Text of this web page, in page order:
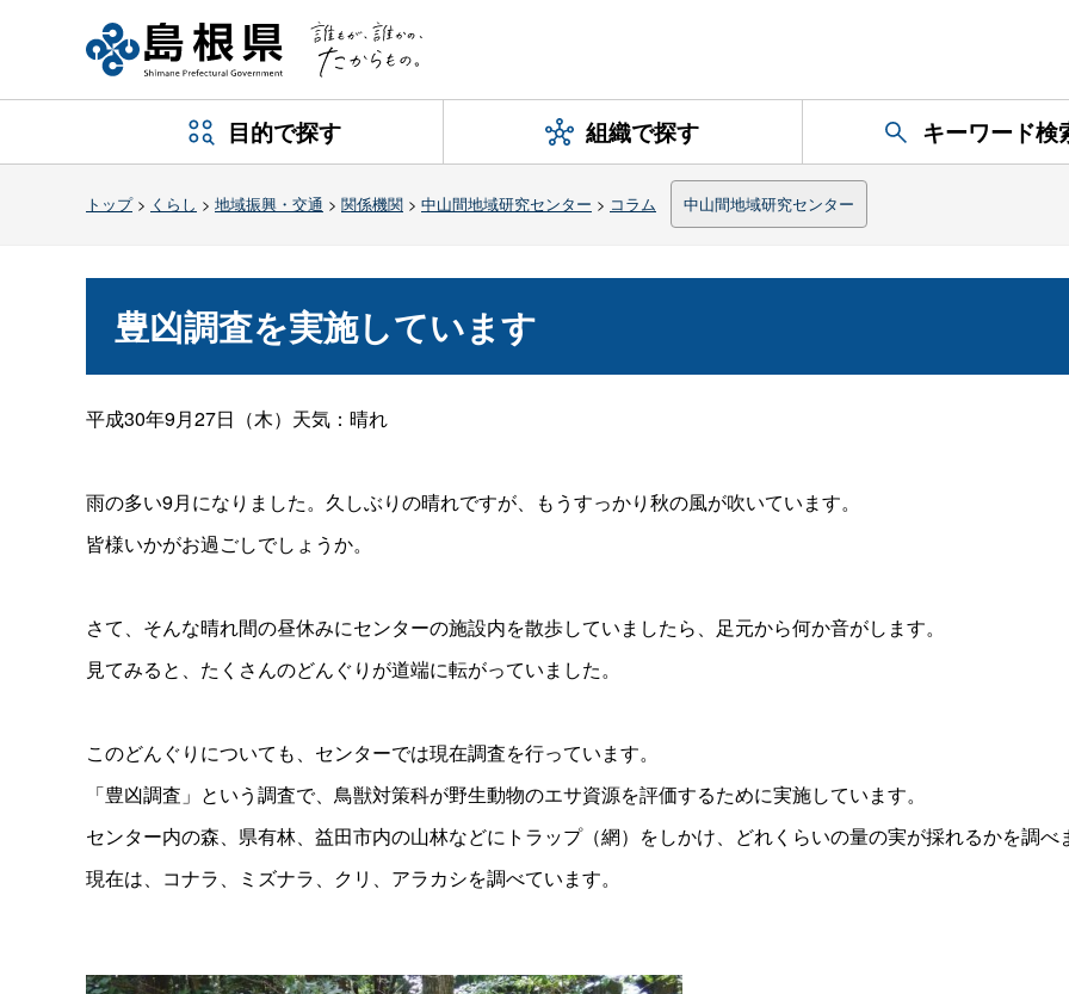
目的で探す 組織で探す キーワード検
トップ> くらし > 地域振興・交通 > 関係機関 > 中山間地域研究センター > コラム 中山間地域研究センター
豊凶調査を実施しています
平成30年9月27日（木）天気：晴れ
雨の多い9月になりました。久しぶりの晴れですが、もうすっかり秋の風が吹いています。
皆様いかがお過ごしでしょうか。
さて、そんな晴れ間の昼休みにセンターの施設内を散歩していましたら、足元から何か音がします。
見てみると、たくさんのどんぐりが道端に転がっていました。
このどんぐりについても、センターでは現在調査を行っています。
「豊凶調査」という調査で、鳥獣対策科が野生動物のエサ資源を評価するために実施しています。
センター内の森、県有林、益田市内の山林などにトラップ（網）をしかけ、どれくらいの量の実が採れるかを調べ
現在は、コナラ、ミズナラ、クリ、アラカシを調べています。